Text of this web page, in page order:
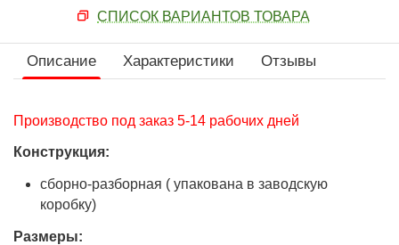
СПИСОК ВАРИАНТОВ ТОВАРА
Описание Характеристики Отзывы
Производство под заказ 5-14 рабочих дней
Конструкция:
сборно-разборная ( упакована в заводскую
коробку)
Размеры: